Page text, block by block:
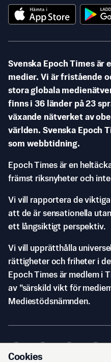
Svenska Epoch Times är
medier. Vi är fristående
stora globala
finns i 36 länder på 23
växande nätverket av
världen. Svenska Epoch
som webbtidning.
Epoch Times är en
främst riksnyheter och
Vi vill rapportera de
att de är sensationella
ett långsiktigt perspektiv.
Vi vill upprätthålla
rättigheter och friheter i
Epoch Times är medlem i
av ”särskild vikt för
Mediestödsnämnden.
Cookies